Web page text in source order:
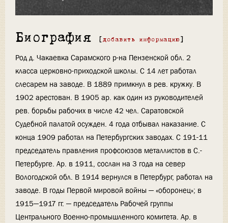
Биография [ добавить информацию ]
Род д. Чакаевка Сарамского р-на Пензенской обл. 2
класса церковно-приходской школы. С 14 лет работал
слесарем на заводе. В 1889 примкнул в рев. кружку. В
1902 арестован. В 1905 ар. как один из руководителей
рев. борьбы рабочих в числе 42 чел. Саратовской
Судебной палатой осужден. 4 года отбывал наказание. С
конца 1909 работал на Петербургских заводах. С 191-11
председатель правления профсоюзов металлистов в С.-
Петербурге. Ар. в 1911, сослан на 3 года на север
Вологодской обл. В 1914 вернулся в Петербург, работал на
заводе. В годы Первой мировой войны — «оборонец»; в
1915—1917 гг. — председатель Рабочей группы
Центрального Военно-промышленного комитета. Ар. в